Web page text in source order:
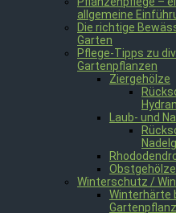
allgemeine
Die richtige
Garten
Pflege-Tipps zu
Gartenpflanzen
Ziergehölze
Laub- und
Obstgehölze
Winterschutz /
Winterhärte